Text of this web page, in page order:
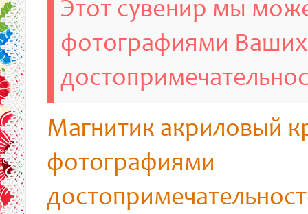
Этот сувенир мы
фотографиями Ваших
Магнитик акриловый
фотографиями